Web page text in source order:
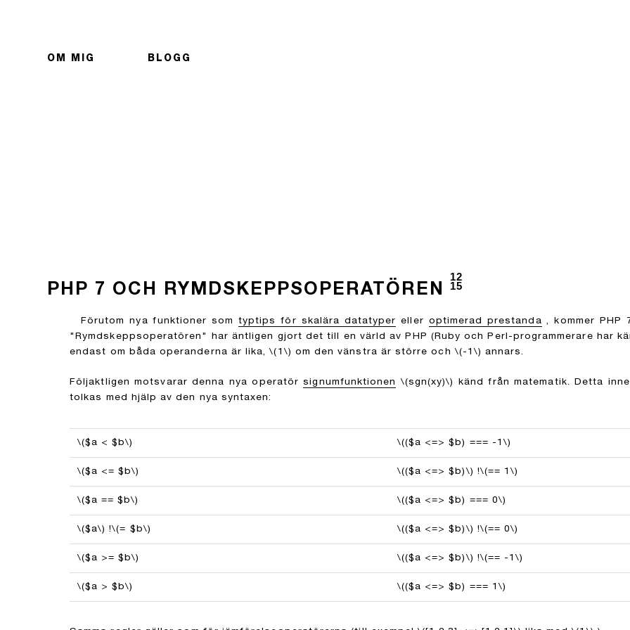
OM MIG BLOGG
PHP 7 OCH RYMDSKEPPSOPERATÖREN
12
15
Förutom nya funktioner somtyptips för skalära datatyper eller optimerad prestanda , kommer PHP
"Rymdskeppsoperatören" har äntligen gjort det till en värld av PHP (Ruby och Perl-programmerare har
endast om båda operanderna är lika,\(1\) om den vänstra är större och \(-1\) annars.
Följaktligen motsvarar denna nya operatörsignumfunktionen \(sgn(xy)\)
känd från matematik. Detta
tolkas med hjälp av den nya syntaxen:
\($a < $b\) \(($a <=> $b) === -1\)
\($a <= $b\) \(($a <=> $b)\) !\(== 1\)
\($a == $b\) \(($a <=> $b) === 0\)
\($a\) !\(= $b\) \(($a <=> $b)\) !\(== 0\)
\($a >= $b\) \(($a <=> $b)\) !\(== -1\)
\($a > $b\) \(($a <=> $b) === 1\)